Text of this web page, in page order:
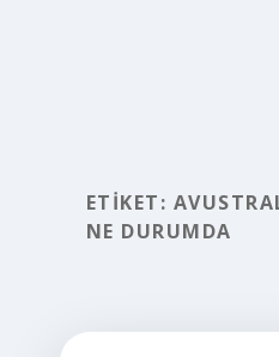
ETIKET:
NE DURUMDA